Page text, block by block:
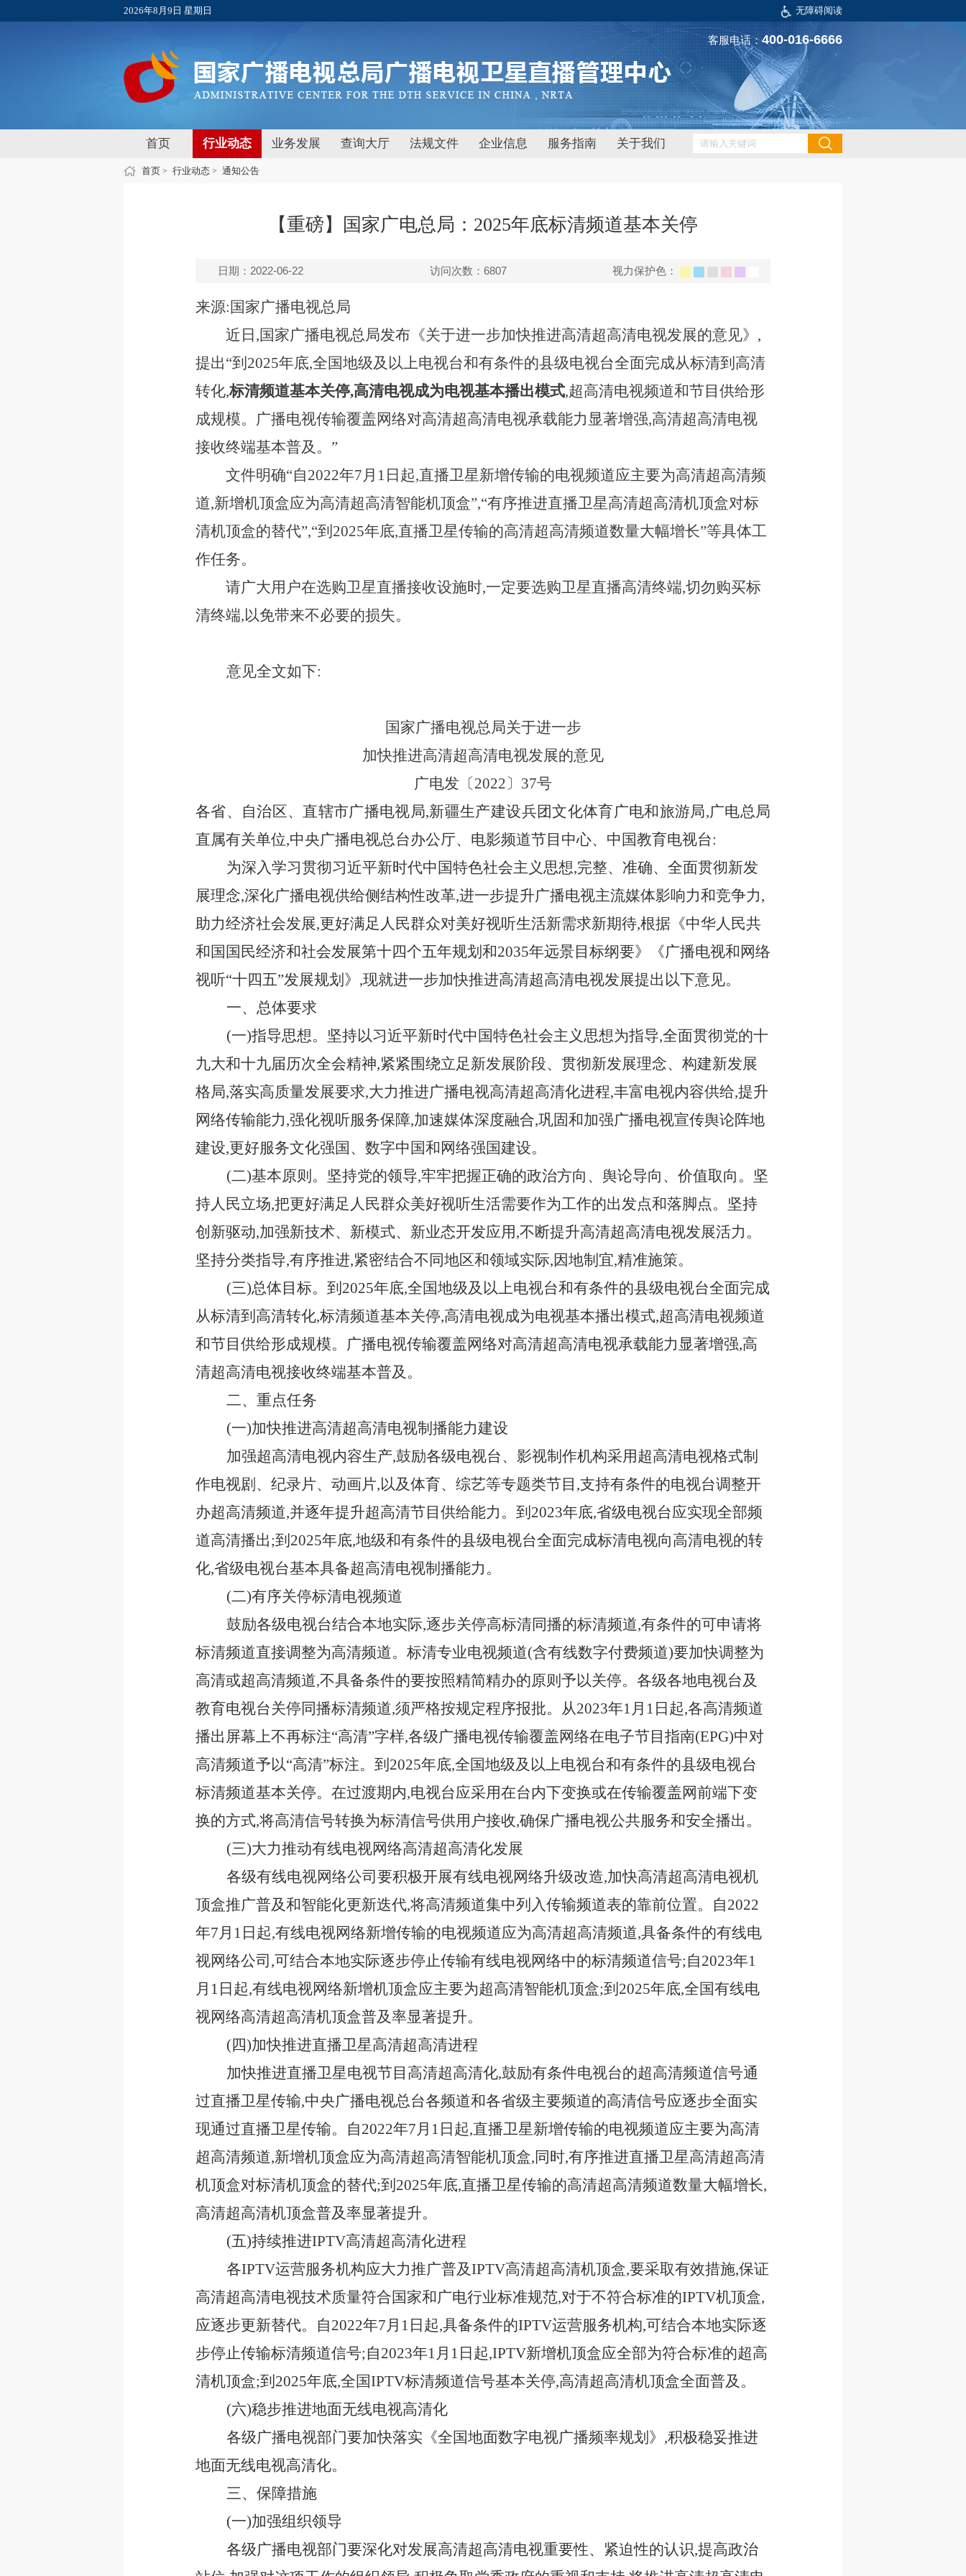
2026年8月9日 星期日 无障碍阅读
客服电话：400-016-6666
首页 行业动态 业务发展 查询大厅 法规文件 企业信息 服务指南 关于我们
首页 > 行业动态 > 通知公告
【重磅】国家广电总局：2025年底标清频道基本关停
日期：2022-06-22 访问次数： 6807 视力保护色：
来源:国家广播电视总局
近日,国家广播电视总局发布《关于进一步加快推进高清超高清电视发展的意见》,
提出“到2025年底,全国地级及以上电视台和有条件的县级电视台全面完成从标清到高清
转化,标清频道基本关停,高清电视成为电视基本播出模式,超高清电视频道和节目供给形
成规模。广播电视传输覆盖网络对高清超高清电视承载能力显著增强,高清超高清电视
接收终端基本普及。”
文件明确“自2022年7月1日起,直播卫星新增传输的电视频道应主要为高清超高清频
道,新增机顶盒应为高清超高清智能机顶盒”,“有序推进直播卫星高清超高清机顶盒对标
清机顶盒的替代”,“到2025年底,直播卫星传输的高清超高清频道数量大幅增长”等具体工
作任务。
请广大用户在选购卫星直播接收设施时,一定要选购卫星直播高清终端,切勿购买标
清终端,以免带来不必要的损失。
意见全文如下:
国家广播电视总局关于进一步
加快推进高清超高清电视发展的意见
广电发〔2022〕37号
各省、自治区、直辖市广播电视局,新疆生产建设兵团文化体育广电和旅游局,广电总局
直属有关单位,中央广播电视总台办公厅、电影频道节目中心、中国教育电视台:
为深入学习贯彻习近平新时代中国特色社会主义思想,完整、准确、全面贯彻新发
展理念,深化广播电视供给侧结构性改革,进一步提升广播电视主流媒体影响力和竞争力,
助力经济社会发展,更好满足人民群众对美好视听生活新需求新期待,根据《中华人民共
和国国民经济和社会发展第十四个五年规划和2035年远景目标纲要》《广播电视和网络
视听“十四五”发展规划》,现就进一步加快推进高清超高清电视发展提出以下意见。
一、总体要求
(一)指导思想。坚持以习近平新时代中国特色社会主义思想为指导,全面贯彻党的十
九大和十九届历次全会精神,紧紧围绕立足新发展阶段、贯彻新发展理念、构建新发展
格局,落实高质量发展要求,大力推进广播电视高清超高清化进程,丰富电视内容供给,提升
网络传输能力,强化视听服务保障,加速媒体深度融合,巩固和加强广播电视宣传舆论阵地
建设,更好服务文化强国、数字中国和网络强国建设。
(二)基本原则。坚持党的领导,牢牢把握正确的政治方向、舆论导向、价值取向。坚
持人民立场,把更好满足人民群众美好视听生活需要作为工作的出发点和落脚点。坚持
创新驱动,加强新技术、新模式、新业态开发应用,不断提升高清超高清电视发展活力。
坚持分类指导,有序推进,紧密结合不同地区和领域实际,因地制宜,精准施策。
(三)总体目标。到2025年底,全国地级及以上电视台和有条件的县级电视台全面完成
从标清到高清转化,标清频道基本关停,高清电视成为电视基本播出模式,超高清电视频道
和节目供给形成规模。广播电视传输覆盖网络对高清超高清电视承载能力显著增强,高
清超高清电视接收终端基本普及。
二、重点任务
(一)加快推进高清超高清电视制播能力建设
加强超高清电视内容生产,鼓励各级电视台、影视制作机构采用超高清电视格式制
作电视剧、纪录片、动画片,以及体育、综艺等专题类节目,支持有条件的电视台调整开
办超高清频道,并逐年提升超高清节目供给能力。到2023年底,省级电视台应实现全部频
道高清播出;到2025年底,地级和有条件的县级电视台全面完成标清电视向高清电视的转
化,省级电视台基本具备超高清电视制播能力。
(二)有序关停标清电视频道
鼓励各级电视台结合本地实际,逐步关停高标清同播的标清频道,有条件的可申请将
标清频道直接调整为高清频道。标清专业电视频道(含有线数字付费频道)要加快调整为
高清或超高清频道,不具备条件的要按照精简精办的原则予以关停。各级各地电视台及
教育电视台关停同播标清频道,须严格按规定程序报批。从2023年1月1日起,各高清频道
播出屏幕上不再标注“高清”字样,各级广播电视传输覆盖网络在电子节目指南(EPG)中对
高清频道予以“高清”标注。到2025年底,全国地级及以上电视台和有条件的县级电视台
标清频道基本关停。在过渡期内,电视台应采用在台内下变换或在传输覆盖网前端下变
换的方式,将高清信号转换为标清信号供用户接收,确保广播电视公共服务和安全播出。
(三)大力推动有线电视网络高清超高清化发展
各级有线电视网络公司要积极开展有线电视网络升级改造,加快高清超高清电视机
顶盒推广普及和智能化更新迭代,将高清频道集中列入传输频道表的靠前位置。自2022
年7月1日起,有线电视网络新增传输的电视频道应为高清超高清频道,具备条件的有线电
视网络公司,可结合本地实际逐步停止传输有线电视网络中的标清频道信号;自2023年1
月1日起,有线电视网络新增机顶盒应主要为超高清智能机顶盒;到2025年底,全国有线电
视网络高清超高清机顶盒普及率显著提升。
(四)加快推进直播卫星高清超高清进程
加快推进直播卫星电视节目高清超高清化,鼓励有条件电视台的超高清频道信号通
过直播卫星传输,中央广播电视总台各频道和各省级主要频道的高清信号应逐步全面实
现通过直播卫星传输。自2022年7月1日起,直播卫星新增传输的电视频道应主要为高清
超高清频道,新增机顶盒应为高清超高清智能机顶盒,同时,有序推进直播卫星高清超高清
机顶盒对标清机顶盒的替代;到2025年底,直播卫星传输的高清超高清频道数量大幅增长,
高清超高清机顶盒普及率显著提升。
(五)持续推进IPTV高清超高清化进程
各IPTV运营服务机构应大力推广普及IPTV高清超高清机顶盒,要采取有效措施,保证
高清超高清电视技术质量符合国家和广电行业标准规范,对于不符合标准的IPTV机顶盒,
应逐步更新替代。自2022年7月1日起,具备条件的IPTV运营服务机构,可结合本地实际逐
步停止传输标清频道信号;自2023年1月1日起,IPTV新增机顶盒应全部为符合标准的超高
清机顶盒;到2025年底,全国IPTV标清频道信号基本关停,高清超高清机顶盒全面普及。
(六)稳步推进地面无线电视高清化
各级广播电视部门要加快落实《全国地面数字电视广播频率规划》,积极稳妥推进
地面无线电视高清化。
三、保障措施
(一)加强组织领导
各级广播电视部门要深化对发展高清超高清电视重要性、紧迫性的认识,提高政治